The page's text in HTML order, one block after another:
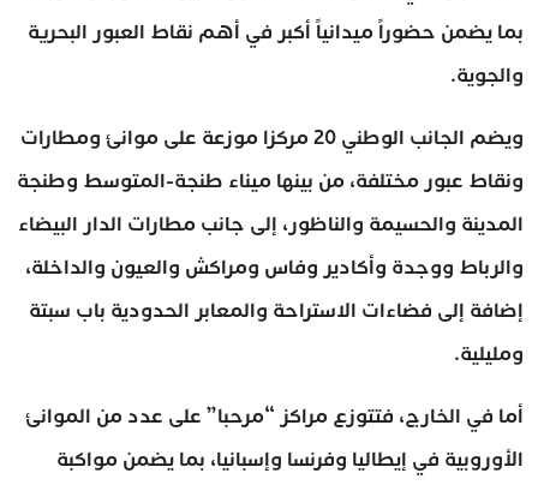
بما يضمن حضوراً ميدانياً أكبر في أهم نقاط العبور البحرية
والجوية.
ويضم الجانب الوطني 20 مركزا موزعة على موانئ ومطارات
ونقاط عبور مختلفة، من بينها ميناء طنجة-المتوسط وطنجة
المدينة والحسيمة والناظور، إلى جانب مطارات الدار البيضاء
والرباط ووجدة وأكادير وفاس ومراكش والعيون والداخلة،
إضافة إلى فضاءات الاستراحة والمعابر الحدودية باب سبتة
ومليلية.
أما في الخارج، فتتوزع مراكز “مرحبا” على عدد من الموانئ
الأوروبية في إيطاليا وفرنسا وإسبانيا، بما يضمن مواكبة